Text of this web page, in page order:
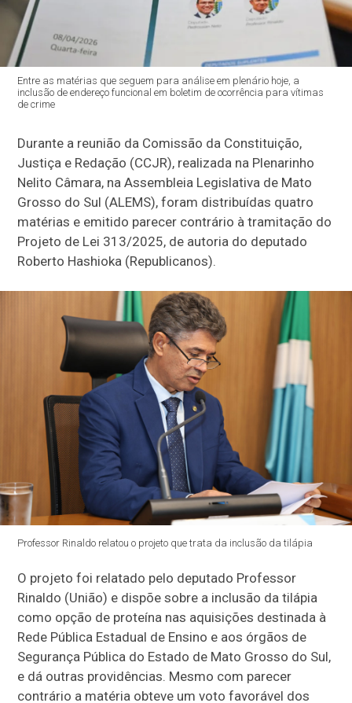
Entre as matérias que seguem para análise em plenário hoje, a
inclusão de endereço funcional em boletim de ocorrência para vítimas
de crime
Durante a reunião da Comissão da Constituição,
Justiça e Redação (CCJR), realizada na Plenarinho
Nelito Câmara, na Assembleia Legislativa de Mato
Grosso do Sul (ALEMS), foram distribuídas quatro
matérias e emitido parecer contrário à tramitação do
Projeto de Lei 313/2025, de autoria do deputado
Roberto Hashioka (Republicanos).
Professor Rinaldo relatou o projeto que trata da inclusão da tilápia
O projeto foi relatado pelo deputado Professor
Rinaldo (União) e dispõe sobre a inclusão da tilápia
como opção de proteína nas aquisições destinada à
Rede Pública Estadual de Ensino e aos órgãos de
Segurança Pública do Estado de Mato Grosso do Sul,
e dá outras providências. Mesmo com parecer
contrário a matéria obteve um voto favorável dos